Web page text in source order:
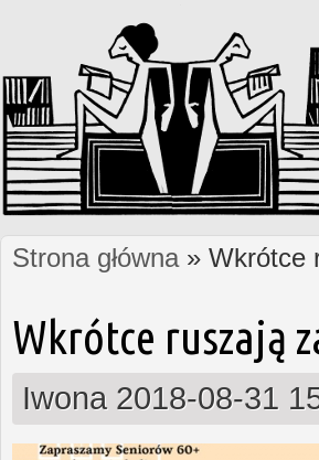
Jesteś tutaj
Strona główna» Wkrótce
Wkrótce ruszają
Iwona 2018-08-31